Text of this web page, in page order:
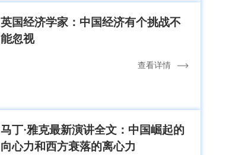
英国经济学家：中国经济有个挑战不
能忽视
查看详情
马丁·雅克最新演讲全文：中国崛起的
向心力和西方衰落的离心力